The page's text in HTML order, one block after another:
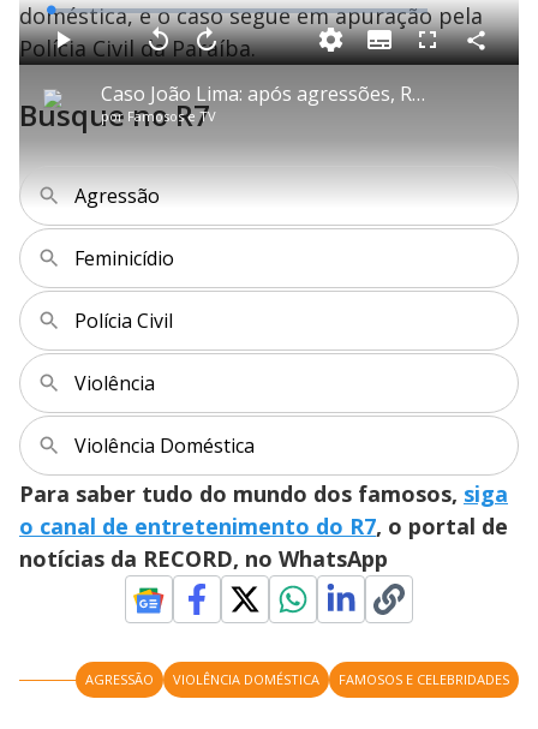
doméstica, e o caso segue em apuração pela
Polícia Civil da Paraíba.
P
l
a
y
V
i
d
e
o
Caso João Lima: após agressões, Raphaella Brilhante expõe mensagens violentas do marido
por Famosos e TV
P V
t
a
r
o
A
n
ç
a
d
u
o
L
o
a
d
e
:
1
.
1
S
u
b
i
t
F C
o
Busque no R7
Agressão
Feminicídio
Polícia Civil
Violência
Violência Doméstica
Para saber tudo do mundo dos famosos, siga
o canal de entretenimento do R7, o portal de
notícias da RECORD, no WhatsApp
AGRESSÃO VIOLÊNCIA DOMÉSTICA FAMOSOS E CELEBRIDADES